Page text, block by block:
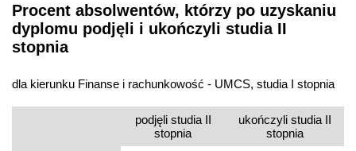
Procent absolwentów, którzy po uzyskaniu
dyplomu podjęli i ukończyli studia II
stopnia
dla kierunku Finanse i rachunkowość - UMCS, studia I stopnia
podjęli studia II
stopnia
ukończyli studia II
stopnia